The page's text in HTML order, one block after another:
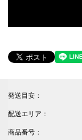
発送目安：
配送エリア：
商品番号：